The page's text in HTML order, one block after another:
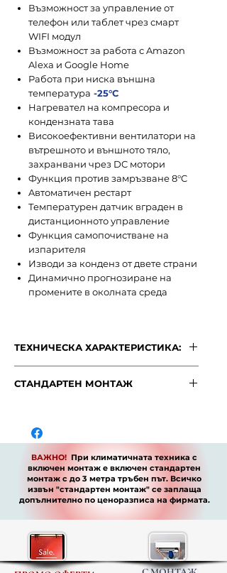
Възможност за управление от
телефон или таблет чрез смарт
WIFI модул
Възможност за работа с Amazon
Alexa и Google Home
Работа при ниска външна
температура -25°С
Нагревател на компресора и
кондензната тава
Високоефективни вентилатори на
вътрешното и външното тяло,
захранвани чрез DC мотори
Функция против замръзване 8°C
Aвтоматичен рестарт
Температурен датчик вграден в
дистанционното управление
Функция самопочистване на
изпарителя
Изводи за конденз от двете страни
Динамично прогнозиране на
промените в околната среда
ТЕХНИЧЕСКА ХАРАКТЕРИСТИКА:
conditions)
Capacity kW
Input W
Current A
EER W/W
СТАНДАРТЕН МОНТАЖ
техника
метра тръбен път. Всичко извън
"стандартен монтаж" се заплаща
допълнително по ценоразписа на
фирмата.
ВАЖНО! При климатичната техника с
включен монтаж е включен стандартен
монтаж с до 3 метра тръбен път. Всичко
извън "стандартен монтаж" се заплаща
допълнително по ценоразписа на фирмата.